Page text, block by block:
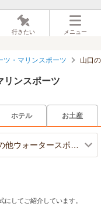
行きたい メニュー
ツ・マリンスポーツ 山口
リンスポーツ
ホテル お土産
ォータースポーツ・マリンスポーツ
してご紹介しています。